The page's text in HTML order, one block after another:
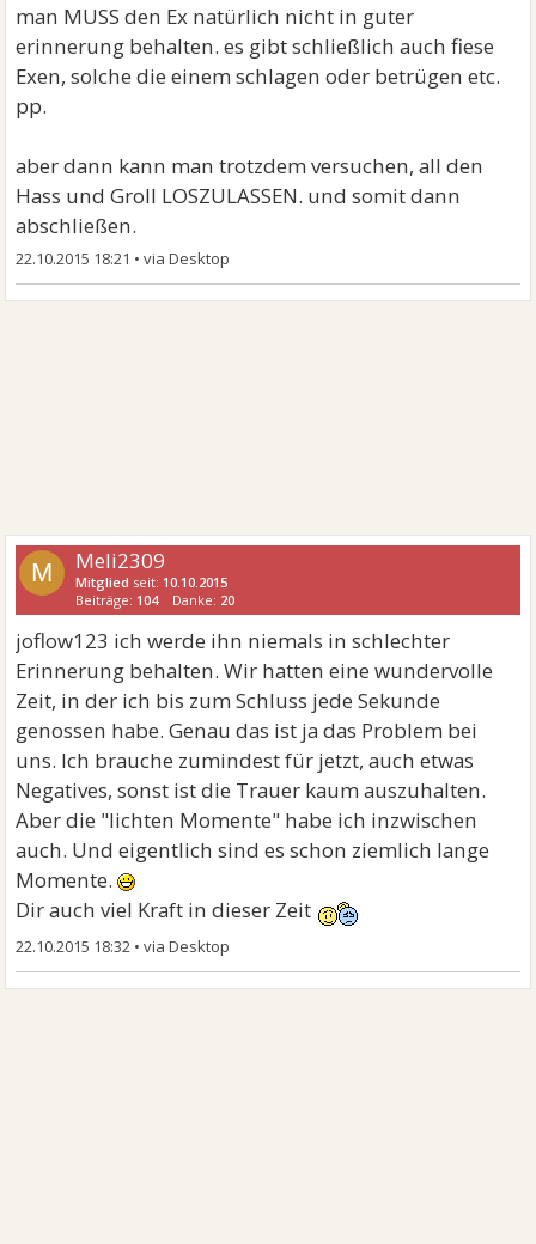
man MUSS den Ex natürlich nicht in guter
erinnerung behalten. es gibt schließlich auch fiese
Exen, solche die einem schlagen oder betrügen etc.
pp.
aber dann kann man trotzdem versuchen, all den
Hass und Groll LOSZULASSEN. und somit dann
abschließen.
22.10.2015 18:21 •
M Meli2309
Mitglied seit: 10.10.2015
Beiträge: 104 Danke: 20
joflow123 ich werde ihn niemals in schlechter
Erinnerung behalten. Wir hatten eine wundervolle
Zeit, in der ich bis zum Schluss jede Sekunde
genossen habe. Genau das ist ja das Problem bei
uns. Ich brauche zumindest für jetzt, auch etwas
Negatives, sonst ist die Trauer kaum auszuhalten.
Aber die "lichten Momente" habe ich inzwischen
auch. Und eigentlich sind es schon ziemlich lange
Momente.
Dir auch viel Kraft in dieser Zeit
22.10.2015 18:32 •